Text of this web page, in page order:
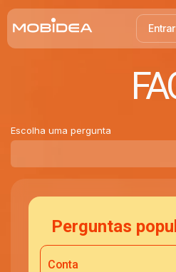
Entrar
Escolha uma pergunta
Perguntas
Conta